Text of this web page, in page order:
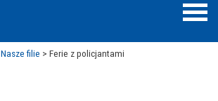
Nasze filie > Ferie z policjantami